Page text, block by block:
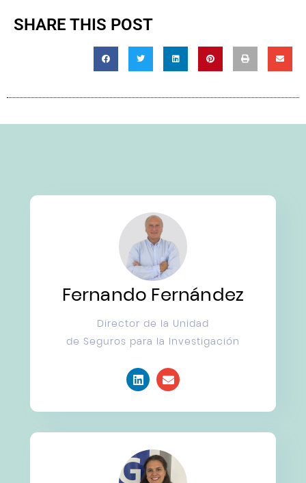
SHARE THIS POST
Fernando Fernández
Director de la Unidad
de Seguros para la Investigación